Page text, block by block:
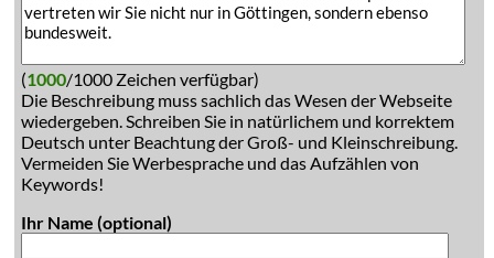
(1000/1000 Zeichen verfügbar)
Die Beschreibung muss sachlich das Wesen der Webseite
wiedergeben. Schreiben Sie in natürlichem und korrektem
Deutsch unter Beachtung der Groß- und Kleinschreibung.
Vermeiden Sie Werbesprache und das Aufzählen von
Keywords!
Ihr Name (optional)